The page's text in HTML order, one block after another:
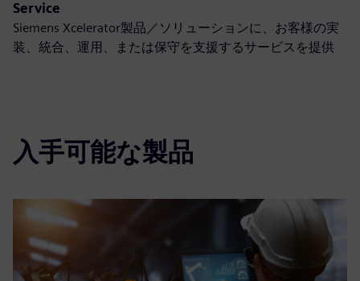
Service
Siemens Xcelerator製品／ソリューションに、お客様の実
装、統合、運用、または保守を支援するサービスを提供
入手可能な製品